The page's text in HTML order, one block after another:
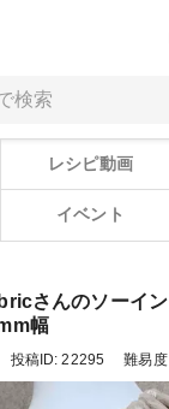
レシピ動画
イベント
さんのソーイ
幅
投稿ID:22295 難易度